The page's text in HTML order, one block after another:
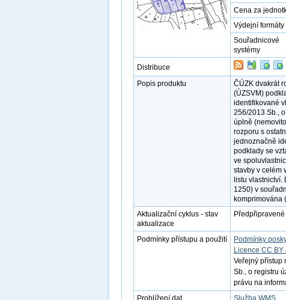
Cena za
Výdejní formáty
Souřadnicové
systémy
Distribuce
Popis produktu
ČÚZK dvakrát
(ÚZSVM)
identifikované
256/2013 Sb.,
úplně
rozporu s
jednoznačně
podklady se
ve
stavby v celém
listu
1250) v
komprimována
Aktualizační cyklus - stav
aktualizace
Podmínky přístupu a použití
Podmínky
Licence CC BY
Veřejný přístup
Sb., o registru
právu na
Prohlížení dat
Služba WMS